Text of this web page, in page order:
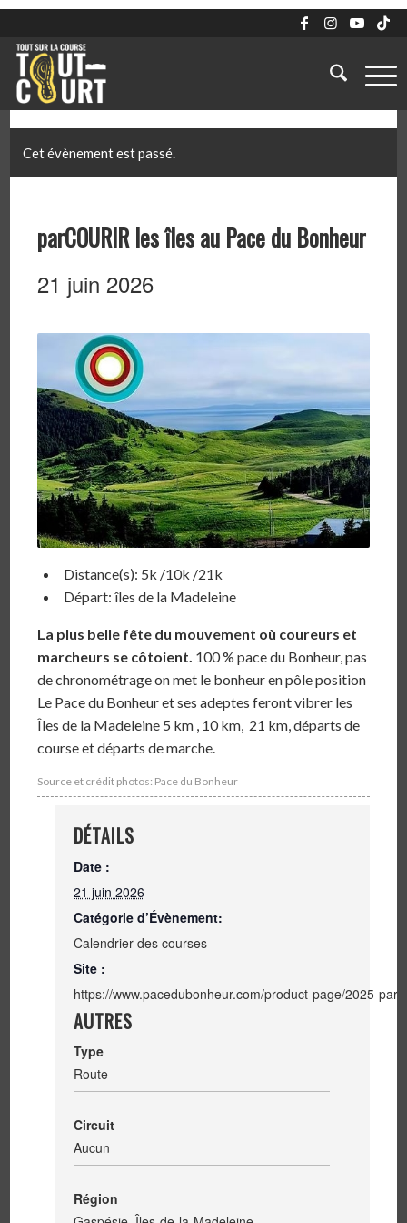
Cet évènement est passé.
parCOURIR les îles au Pace du Bonheur
21 juin 2026
Distance(s): 5k /10k /21k
Départ: îles de la Madeleine
La plus belle fête du mouvement où coureurs et
marcheurs se côtoient. 100 % pace du Bonheur, pas
de chronométrage on met le bonheur en pôle position
Le Pace du Bonheur et ses adeptes feront vibrer les
Îles de la Madeleine 5 km , 10 km, 21 km, départs de
course et départs de marche.
Source et crédit photos: Pace du Bonheur
DÉTAILS
Date :
21 juin 2026
Catégorie d’Évènement:
Calendrier des courses
Site :
https://www.pacedubonheur.com/product-page/2025-
AUTRES
Type
Route
Circuit
Aucun
Région